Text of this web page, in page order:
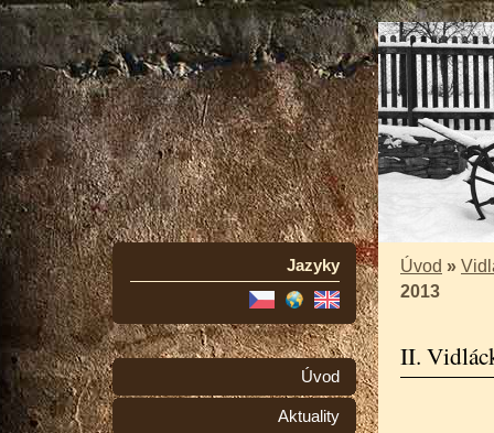
Jazyky
Úvod
Aktuality
Úvod »
2013
II.